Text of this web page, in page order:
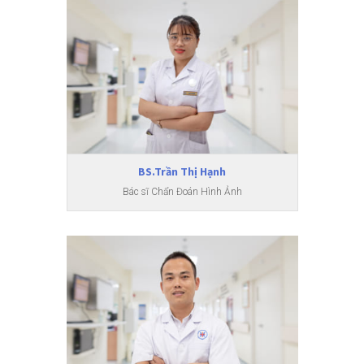
BS.Trần Thị Hạnh
Bác sĩ Chẩn Đoán Hình Ảnh